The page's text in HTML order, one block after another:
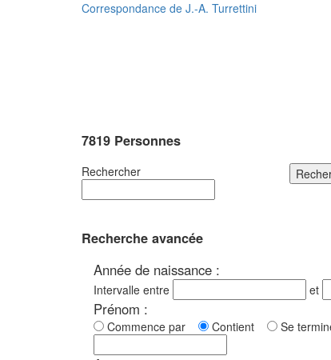
Correspondance de J.-A. Turrettini
7819 Personnes
Rechercher
Recherche avancée
Année de naissance :
Intervalle entre et
Prénom :
Commence par Contient Se